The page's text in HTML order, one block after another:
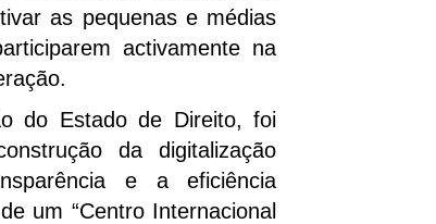
as pequenas e médias
activamente na
do Estado de Direito, foi
da digitalização
e a eficiência
um “Centro Internacional